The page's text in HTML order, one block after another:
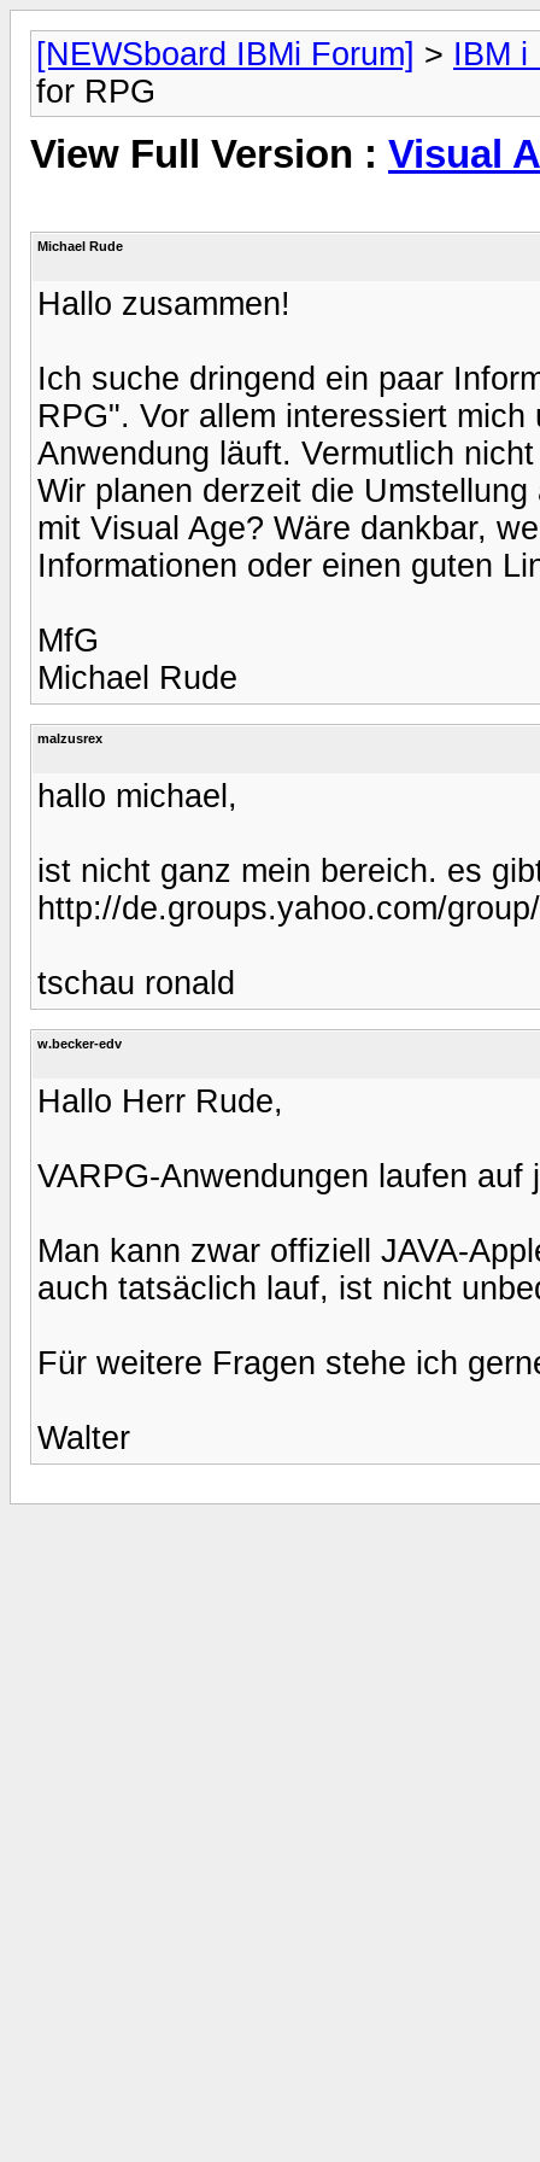
[NEWSboard IBMi Forum] > IBM i
for RPG
View Full Version : Visual
Michael Rude
Hallo zusammen!
Ich suche dringend ein paar
RPG". Vor allem interessiert
Anwendung läuft. Vermutlich
Wir planen derzeit die
mit Visual Age? Wäre dankbar,
Informationen oder einen guten
MfG
Michael Rude
malzusrex
hallo michael,
ist nicht ganz mein bereich. es
http://de.groups.yahoo.com/
tschau ronald
w.becker-edv
Hallo Herr Rude,
VARPG-Anwendungen laufen
Man kann zwar offiziell JAVA-
auch tatsäclich lauf, ist nicht
Für weitere Fragen stehe ich
Walter